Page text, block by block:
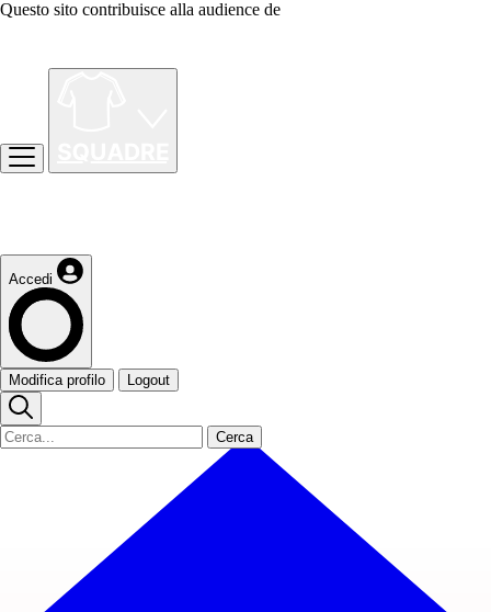
Questo sito contribuisce alla audience de
Accedi
Modifica profilo Logout
Cerca